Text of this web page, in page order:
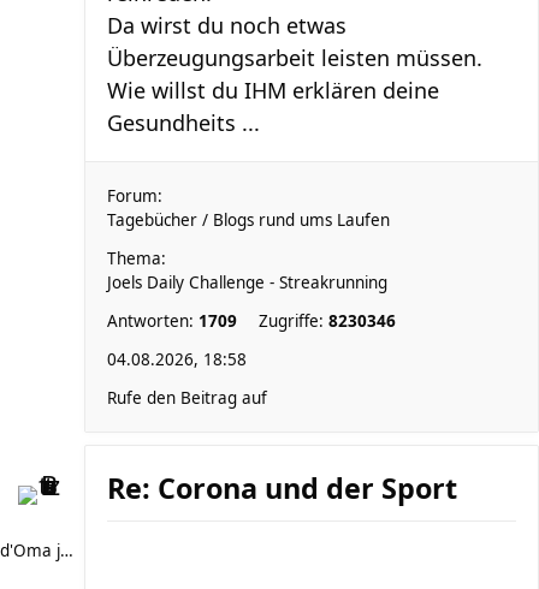
Da wirst du noch etwas
Überzeugungsarbeit leisten müssen.
Wie willst du IHM erklären deine
Gesundheits ...
Forum:
Tagebücher / Blogs rund ums Laufen
Thema:
Joels Daily Challenge - Streakrunning
Antworten: 1709 Zugriffe: 8230346
04.08.2026, 18:58
Rufe den Beitrag auf
d'Oma joggt
Re: Corona und der Sport